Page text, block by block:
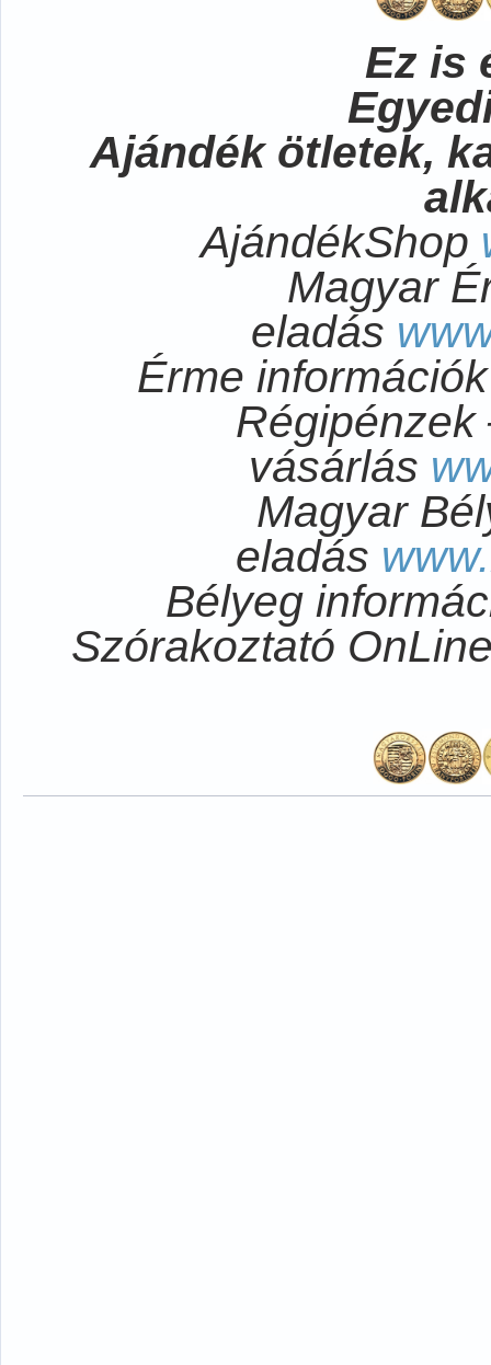
Ez is
Ajándék ötletek,
AjándékShop
Magyar
eladás
Érme
Régipénzek
vásárlás
Magyar
eladás
Bélyeg
Szórakoztató